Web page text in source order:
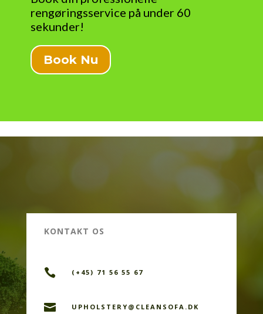
rengøringsservice på under 60
sekunder!
Book Nu
KONTAKT OS
 (+45) 71 56 55 67
 UPHOLSTERY@CLEANSOFA.DK